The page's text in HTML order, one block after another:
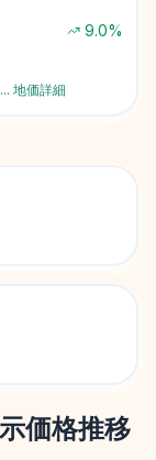
9.0%
... 地価詳細
価格推移